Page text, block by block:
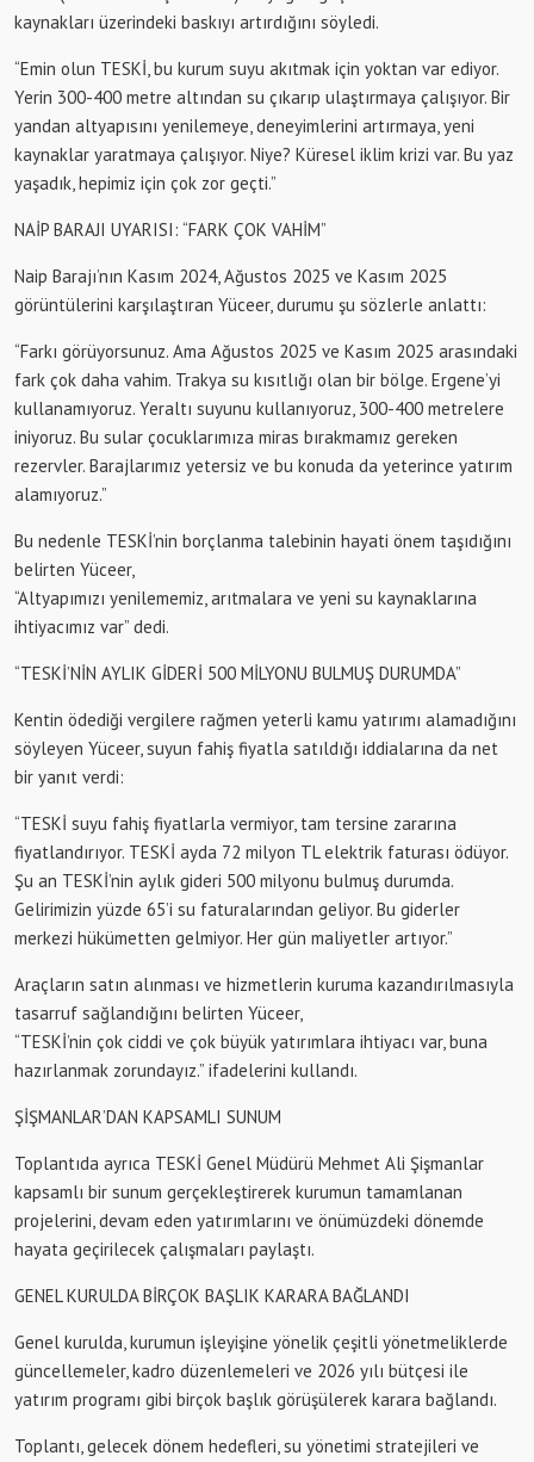
kaynakları üzerindeki baskıyı artırdığını söyledi.
“Emin olun TESKİ, bu kurum suyu akıtmak için yoktan var ediyor.
Yerin 300-400 metre altından su çıkarıp ulaştırmaya çalışıyor. Bir
yandan altyapısını yenilemeye, deneyimlerini artırmaya, yeni
kaynaklar yaratmaya çalışıyor. Niye? Küresel iklim krizi var. Bu yaz
yaşadık, hepimiz için çok zor geçti.”
NAİP BARAJI UYARISI: “FARK ÇOK VAHİM”
Naip Barajı’nın Kasım 2024, Ağustos 2025 ve Kasım 2025
görüntülerini karşılaştıran Yüceer, durumu şu sözlerle anlattı:
“Farkı görüyorsunuz. Ama Ağustos 2025 ve Kasım 2025 arasındaki
fark çok daha vahim. Trakya su kısıtlığı olan bir bölge. Ergene’yi
kullanamıyoruz. Yeraltı suyunu kullanıyoruz, 300-400 metrelere
iniyoruz. Bu sular çocuklarımıza miras bırakmamız gereken
rezervler. Barajlarımız yetersiz ve bu konuda da yeterince yatırım
alamıyoruz.”
Bu nedenle TESKİ’nin borçlanma talebinin hayati önem taşıdığını
belirten Yüceer,
“Altyapımızı yenilememiz, arıtmalara ve yeni su kaynaklarına
ihtiyacımız var” dedi.
“TESKİ’NİN AYLIK GİDERİ 500 MİLYONU BULMUŞ DURUMDA”
Kentin ödediği vergilere rağmen yeterli kamu yatırımı alamadığını
söyleyen Yüceer, suyun fahiş fiyatla satıldığı iddialarına da net
bir yanıt verdi:
“TESKİ suyu fahiş fiyatlarla vermiyor, tam tersine zararına
fiyatlandırıyor. TESKİ ayda 72 milyon TL elektrik faturası ödüyor.
Şu an TESKİ’nin aylık gideri 500 milyonu bulmuş durumda.
Gelirimizin yüzde 65’i su faturalarından geliyor. Bu giderler
merkezi hükümetten gelmiyor. Her gün maliyetler artıyor.”
Araçların satın alınması ve hizmetlerin kuruma kazandırılmasıyla
tasarruf sağlandığını belirten Yüceer,
“TESKİ’nin çok ciddi ve çok büyük yatırımlara ihtiyacı var, buna
hazırlanmak zorundayız.” ifadelerini kullandı.
ŞİŞMANLAR’DAN KAPSAMLI SUNUM
Toplantıda ayrıca TESKİ Genel Müdürü Mehmet Ali Şişmanlar
kapsamlı bir sunum gerçekleştirerek kurumun tamamlanan
projelerini, devam eden yatırımlarını ve önümüzdeki dönemde
hayata geçirilecek çalışmaları paylaştı.
GENEL KURULDA BİRÇOK BAŞLIK KARARA BAĞLANDI
Genel kurulda, kurumun işleyişine yönelik çeşitli yönetmeliklerde
güncellemeler, kadro düzenlemeleri ve 2026 yılı bütçesi ile
yatırım programı gibi birçok başlık görüşülerek karara bağlandı.
Toplantı, gelecek dönem hedefleri, su yönetimi stratejileri ve